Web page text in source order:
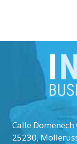
Calle
25230,